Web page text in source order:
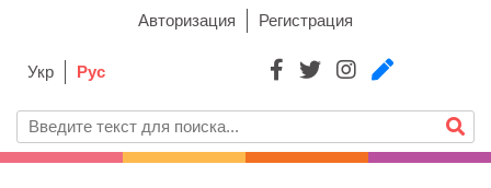
Авторизация Регистрация
Укр Рус